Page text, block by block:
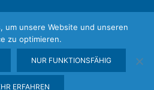
um unsere Website und unseren
zu optimieren.
NUR FUNKTIONSFÄHIG
ERFAHREN